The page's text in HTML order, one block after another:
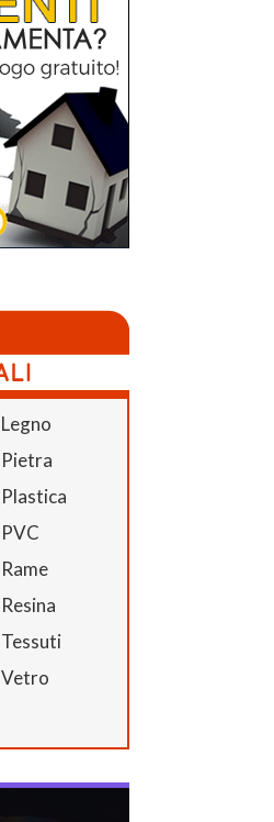
Legno
Pietra
Plastica
PVC
Rame
Resina
Tessuti
Vetro